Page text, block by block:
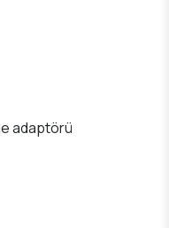
adaptörü